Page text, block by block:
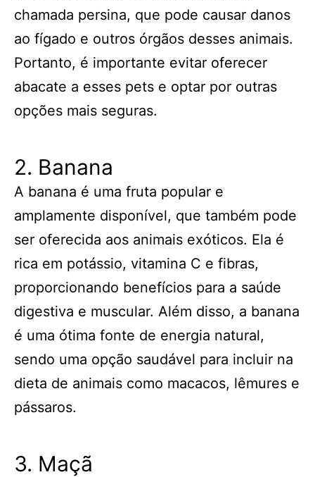
chamada persina, que pode causar danos
ao fígado e outros órgãos desses animais.
Portanto, é importante evitar oferecer
abacate a esses pets e optar por outras
opções mais seguras.
2. Banana
A banana é uma fruta popular e
amplamente disponível, que também pode
ser oferecida aos animais exóticos. Ela é
rica em potássio, vitamina C e fibras,
proporcionando benefícios para a saúde
digestiva e muscular. Além disso, a banana
é uma ótima fonte de energia natural,
sendo uma opção saudável para incluir na
dieta de animais como macacos, lêmures e
pássaros.
3. Maçã